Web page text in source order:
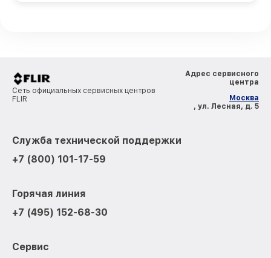
Сеть официальных сервисных центров
FLIR
Адрес сервисного
центра
Москва
, ул. Лесная, д. 5
Служба технической поддержки
+7 (800) 101-17-59
Горячая линия
+7 (495) 152-68-30
Сервис